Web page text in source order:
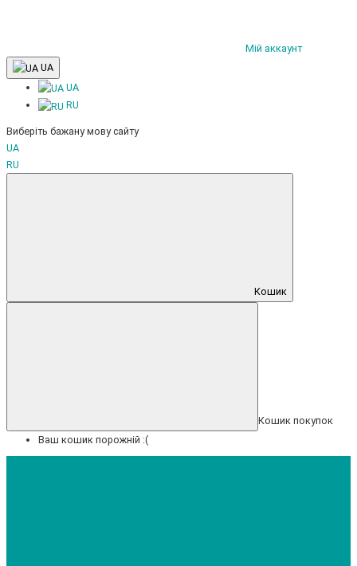
Мій аккаунт
UA
UA
RU
Виберіть бажану мову сайту
UA
RU
Кошик
Кошик покупок
Ваш кошик порожній :(